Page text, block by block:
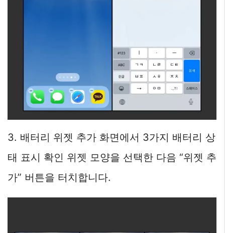
3. 배터리 위젯 추가 화면에서 3가지 배터리 상
태 표시 확인 위젯 모양을 선택한 다음 “위젯 추
가” 버튼을 터치합니다.